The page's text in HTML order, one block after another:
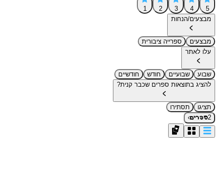
5
4
3
2
1
מבצעים/הנחות
מבצעים
ספרייה ציבורית
עלו לאתר
שבוע שבועיים חודש
חודשיים
להציג בתוצאות ספרים שכבר קנית?
תציגו
תסתירו
2ספרים›